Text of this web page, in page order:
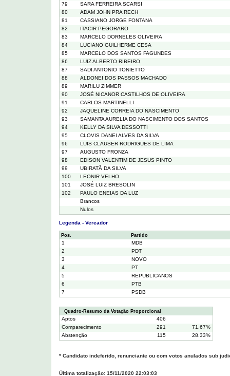
79
SARA FERREIRA SCARSI
80
ADAM JOHN PRA RECH
81
CASSIANO JORGE FONTANA
82
ITACIR PEGORARO
83
MARCELO DORNELES OLIVEIRA
84
LUCIANO GUILHERME CESA
85
MARCELO DOS SANTOS FAGUNDES
86
LUIZ ALBERTO RIBEIRO
87
SADI ANTONIO TONIETTO
88
ALDONEI DOS PASSOS MACHADO
89
MARILU ZIMMER
90
JOSÉ NICANOR CASTILHOS DE OLIVEIRA
91
CARLOS MARTINELLI
92
JAQUELINE CORREIA DO NASCIMENTO
93
SAMANTA AURELIA DO NASCIMENTO DOS SANTOS
94
KELLY DA SILVA DESSOTTI
95
CLOVIS DANEI ALVES DA SILVA
96
LUIS CLAUSER RODRIGUES DE LIMA
97
AUGUSTO FRONZA
98
EDISON VALENTIM DE JESUS PINTO
99
UBIRATÃ DA SILVA
100
LEONIR VELHO
101
JOSÉ LUIZ BRESOLIN
102
PAULO ENEIAS DA LUZ
Brancos
Nulos
Legenda - Vereador
Pos. Partido
1
MDB
2
PDT
3
NOVO
4
PT
5
REPUBLICANOS
6
PTB
7
PSDB
Quadro-Resumo da Votação Proporcional
Aptos
406
Comparecimento
291
71.67%
Abstenção
115 28.33%
* Candidato indeferido, renunciante ou com votos anulados sub
Última totalização: 15/11/2020 22:03:03